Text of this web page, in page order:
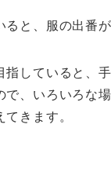
ると、服の出番
指していると、
で、いろいろな
きます。